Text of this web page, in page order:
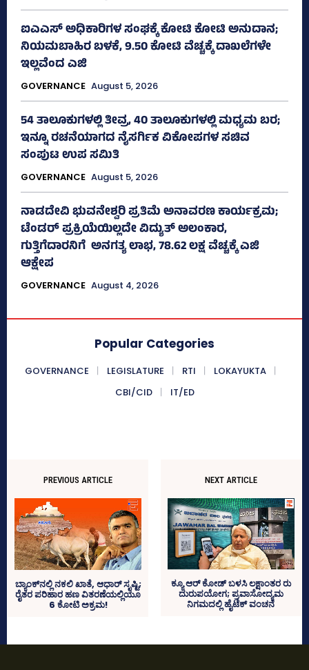
ಐಎಎಸ್‌ ಅಧಿಕಾರಿಗಳ ಸಂಘಕ್ಕೆ ಕೋಟಿ ಕೋಟಿ ಅನುದಾನ;
ನಿಯಮಬಾಹಿರ ಬಳಕೆ, 9.50 ಕೋಟಿ ವೆಚ್ಚಕ್ಕೆ ದಾಖಲೆಗಳೇ
ಇಲ್ಲವೆಂದ ಎಜಿ
GOVERNANCE August 5, 2026
54 ತಾಲೂಕುಗಳಲ್ಲಿ ತೀವ್ರ, 40 ತಾಲೂಕುಗಳಲ್ಲಿ ಮಧ್ಯಮ ಬರ;
ಇನ್ನೂ ರಚನೆಯಾಗದ ನೈಸರ್ಗಿಕ ವಿಕೋಪಗಳ ಸಚಿವ
ಸಂಪುಟ ಉಪ ಸಮಿತಿ
GOVERNANCE August 5, 2026
ನಾಡದೇವಿ ಭುವನೇಶ್ವರಿ ಪ್ರತಿಮೆ ಅನಾವರಣ ಕಾರ್ಯಕ್ರಮ;
ಟೆಂಡರ್ ಪ್ರಕ್ರಿಯೆಯಿಲ್ಲದೇ ವಿದ್ಯುತ್‌ ಅಲಂಕಾರ,
ಗುತ್ತಿಗೆದಾರನಿಗೆ ಅನಗತ್ಯ ಲಾಭ, 78.62 ಲಕ್ಷ ವೆಚ್ಚಕ್ಕೆ ಎಜಿ
ಆಕ್ಷೇಪ
GOVERNANCE August 4, 2026
Popular Categories
GOVERNANCE LEGISLATURE RTI
LOKAYUKTA
CBI/CID
IT/ED
PREVIOUS ARTICLE
ಬ್ಯಾಂಕ್‌ನಲ್ಲಿ ನಕಲಿ ಖಾತೆ, ಆಧಾರ್‍‌ ಸೃಷ್ಟಿ;
ರೈತರ ಪರಿಹಾರ ಹಣ ವಿತರಣೆಯಲ್ಲಿಯೂ
6 ಕೋಟಿ ಅಕ್ರಮ!
NEXT ARTICLE
ಕ್ಯೂ ಆರ್‍‌ ಕೋಡ್‌ ಬಳಸಿ ಲಕ್ಷಾಂತರ ರು
ದುರುಪಯೋಗ; ಪ್ರವಾಸೋದ್ಯಮ
ನಿಗಮದಲ್ಲಿ ಹೈಟೆಕ್‌ ವಂಚನೆ